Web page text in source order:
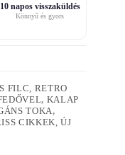
10 napos visszaküldés
Könnyű és gyors
FILC, RETRO
, KALAP
TOKA,
CIKKEK, ÚJ